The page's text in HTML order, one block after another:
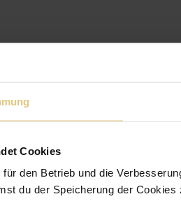
Cookies
den Betrieb und die
du der Speicherung der Cookies